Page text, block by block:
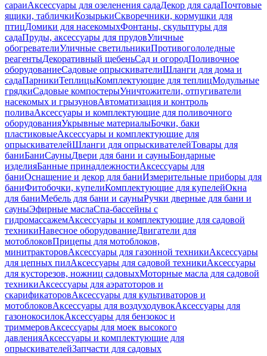
сараиАксессуары для озеленения садаДекор для садаПочтовые
ящики, табличкиКозырькиСкворечники, кормушки для
птицДомики для насекомыхФонтаны, скульптуры для
садаПруды, аксессуары для прудовУличные
обогревателиУличные светильникиПротивогололедные
реагентыДекоративный щебеньСад и огородПоливочное
оборудованиеСадовые опрыскивателиШланги для дома и
садаПарникиТеплицыКомплектующие для теплицМодульные
грядкиСадовые компостерыУничтожители, отпугиватели
насекомых и грызуновАвтоматизация и контроль
поливаАксессуары и комплектующие для поливочного
оборудованияУкрывные материалыБочки, баки
пластиковыеАксессуары и комплектующие для
опрыскивателейШланги для опрыскивателейТовары для
баниБаниСауныДвери для бани и сауныБондарные
изделияБанные принадлежностиАксессуары для
баниОснащение и декор для баниИзмерительные приборы для
баниФитобочки, купелиКомплектующие для купелейОкна
для баниМебель для бани и сауныРучки дверные для бани и
сауныЭфирные маслаСпа-бассейны с
гидромассажемАксессуары и комплектующие для садовой
техникиНавесное оборудованиеДвигатели для
мотоблоковПрицепы для мотоблоков,
минитракторовАксессуары для газонной техникиАксессуары
для цепных пилАксессуары для садовой техникиАксессуары
для кусторезов, ножниц садовыхМоторные масла для садовой
техникиАксессуары для аэратоторов и
скарификаторовАксессуары для культиваторов и
мотоблоковАксессуары для воздуходувокАксессуары для
газонокосилокАксессуары для бензокос и
триммеровАксессуары для моек высокого
давленияАксессуары и комплектующие для
опрыскивателейЗапчасти для садовых